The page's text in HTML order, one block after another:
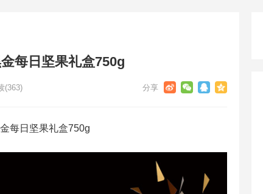
每日坚果礼盒750g
(363)
每日坚果礼盒750g